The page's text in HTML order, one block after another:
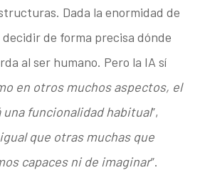
Dada la enormidad de
de forma precisa dónde
al ser humano. Pero la IA sí
en otros muchos aspectos, el
una funcionalidad habitual”,
que otras muchas que
capaces ni de imaginar”.